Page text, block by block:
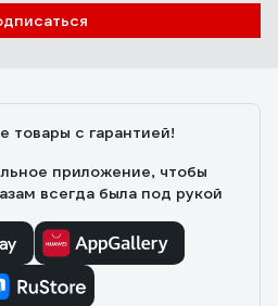
товары с гарантией!
приложение, чтобы
всегда была под рукой